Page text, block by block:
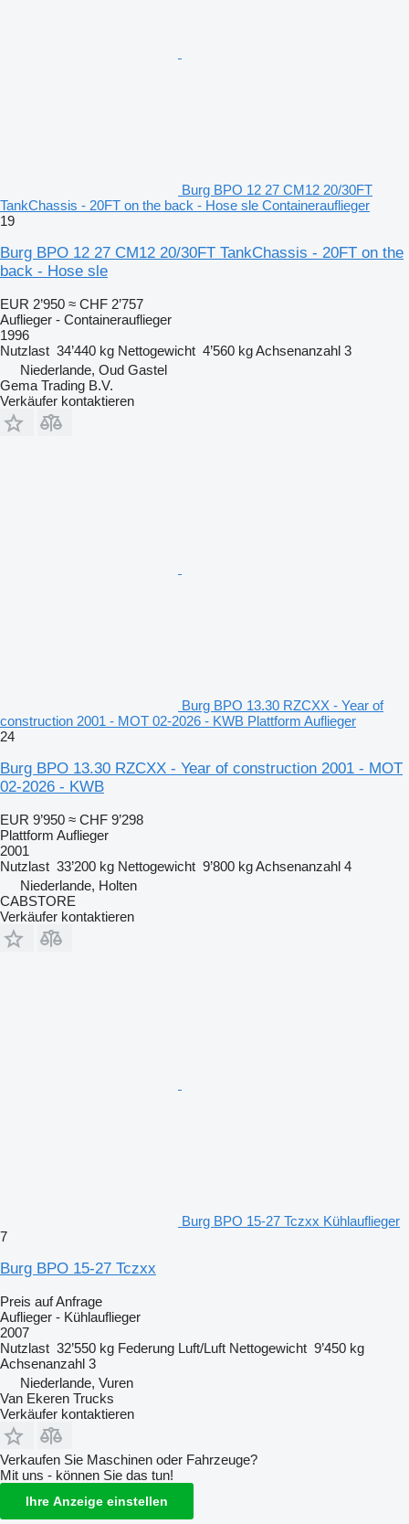
Burg BPO 12 27 CM12 20/30FT
TankChassis - 20FT on the back - Hose sle Containerauflieger
19
Burg BPO 12 27 CM12 20/30FT TankChassis - 20FT on the
back - Hose sle
EUR 2’950 ≈ CHF 2’757
Auflieger - Containerauflieger
1996
Nutzlast 34’440 kg Nettogewicht 4’560 kgAchsenanzahl 3
Niederlande, Oud Gastel
Gema Trading B.V.
Verkäufer kontaktieren
Burg BPO 13.30 RZCXX - Year of
construction 2001 - MOT 02-2026 - KWB Plattform Auflieger
24
Burg BPO 13.30 RZCXX - Year of construction 2001 - MOT
02-2026 - KWB
EUR 9’950 ≈ CHF 9’298
Plattform Auflieger
2001
Nutzlast 33’200 kg Nettogewicht 9’800 kgAchsenanzahl 4
Niederlande, Holten
CABSTORE
Verkäufer kontaktieren
Burg BPO 15-27 Tczxx Kühlauflieger
7
Burg BPO 15-27 Tczxx
Preis auf Anfrage
Auflieger - Kühlauflieger
2007
Nutzlast 32’550 kg Federung Luft/Luft Nettogewicht 9’450 kg
Achsenanzahl 3
Niederlande, Vuren
Van Ekeren Trucks
Verkäufer kontaktieren
Verkaufen Sie Maschinen oder Fahrzeuge?
Mit uns - können Sie das tun!
Ihre Anzeige einstellen